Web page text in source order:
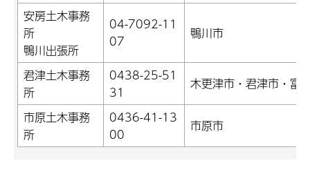
安房土木事務
所
鴨川出張所
04-7092-11
07
鴨川市
君津土木事務
所
0438-25-51
31
木更津市・君津市・富
市原土木事務
所
0436-41-13
00
市原市